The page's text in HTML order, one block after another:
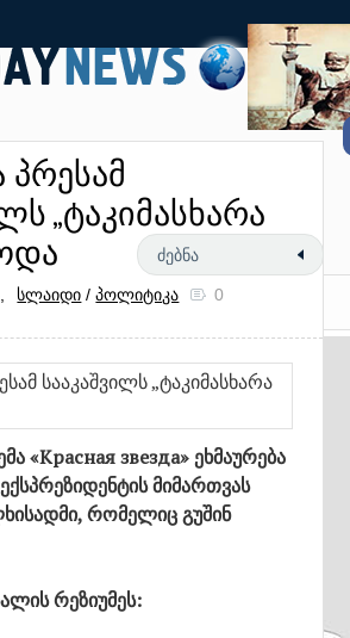
„ტაკიმასხარა
სლაიდი /პოლიტიკა 0
«Красная звезда» ეხმაურება
მიმართვას
რომელიც გუშინ
რეზიუმეს: